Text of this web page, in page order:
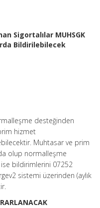
Sigortalılar MUHSGK
Bildirilebilecek
desteğinden
hizmet
Muhtasar ve prim
olup normalleşme
bildirimlerini 07252
sistemi üzerinden (aylık